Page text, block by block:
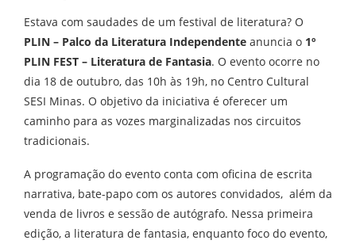
Estava com saudades de um festival de literatura? O
PLIN – Palco da Literatura Independente anuncia o 1º
PLIN FEST – Literatura de Fantasia. O evento ocorre no
dia 18 de outubro, das 10h às 19h, no Centro Cultural
SESI Minas. O objetivo da iniciativa é oferecer um
caminho para as vozes marginalizadas nos circuitos
tradicionais.
A programação do evento conta com oficina de escrita
narrativa, bate-papo com os autores convidados, além da
venda de livros e sessão de autógrafo. Nessa primeira
edição, a literatura de fantasia, enquanto foco do evento,